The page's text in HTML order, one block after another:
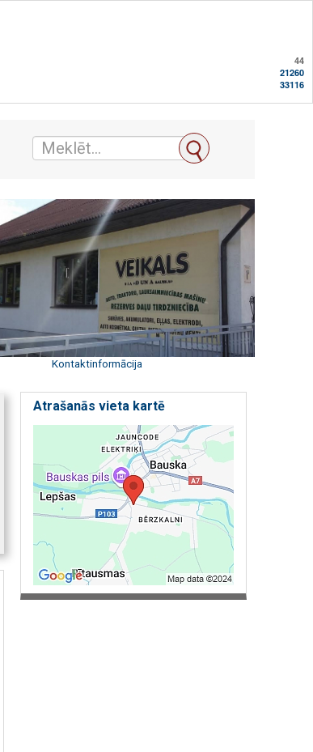
44
21260
33116
Kontaktinformācija
Atrašanās vieta kartē